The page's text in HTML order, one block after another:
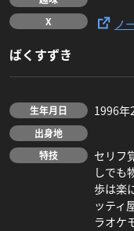
X
ノ
ばくすずき
生年月日 1996年
出身地
特技
セリフ
しでも
歩は楽
ッティ
ラオケ